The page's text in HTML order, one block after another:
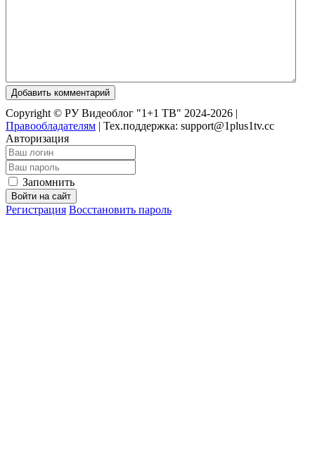
Добавить комментарий
Copyright © РУ Видеоблог "1+1 ТВ" 2024-2026 |
Правообладателям | Тех.поддержка: support@1plus1tv.cc
Авторизация
Запомнить
Войти на сайт
Регистрация Восстановить пароль